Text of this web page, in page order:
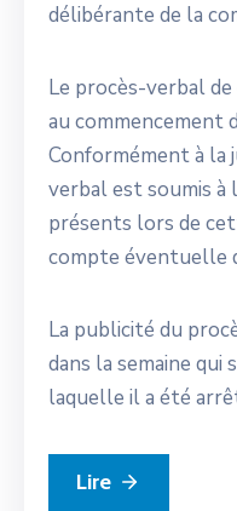
délibérante de la
Le procès-verbal
au commencement
Conformément à la
verbal est soumis à
présents lors de
compte éventuelle
La publicité du
dans la semaine qui
laquelle il a été
Lire